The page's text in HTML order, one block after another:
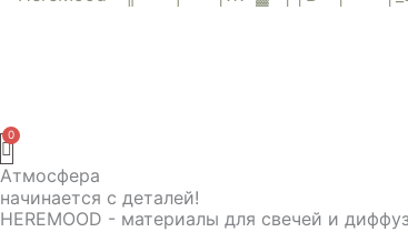
Атмосфера
начинается с деталей!
HEREMOOD - материалы для свечей и